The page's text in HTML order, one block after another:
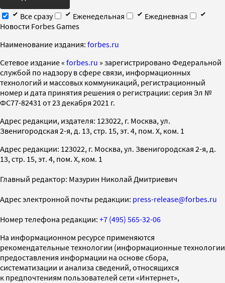
Все сразу
Еженедельная
Ежедневная
Новости Forbes Games
Наименование издания: forbes.ru
Cетевое издание « forbes.ru » зарегистрировано Федеральной
службой по надзору в сфере связи, информационных
технологий и массовых коммуникаций, регистрационный
номер и дата принятия решения о регистрации: серия Эл №
ФС77-82431 от 23 декабря 2021 г.
Адрес редакции, издателя: 123022, г. Москва, ул.
Звенигородская 2-я, д. 13, стр. 15, эт. 4, пом. X, ком. 1
Адрес редакции: 123022, г. Москва, ул. Звенигородская 2-я, д.
13, стр. 15, эт. 4, пом. X, ком. 1
Главный редактор: Мазурин Николай Дмитриевич
Адрес электронной почты редакции: press-release@forbes.ru
Номер телефона редакции: +7 (495) 565-32-06
На информационном ресурсе применяются
рекомендательные технологии (информационные технологии
предоставления информации на основе сбора,
систематизации и анализа сведений, относящихся
к предпочтениям пользователей сети «Интернет»,